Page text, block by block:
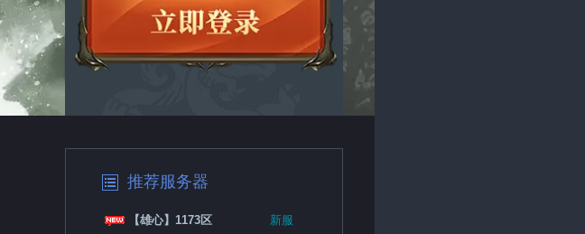
推荐服务器
新服
【雄心】1173区